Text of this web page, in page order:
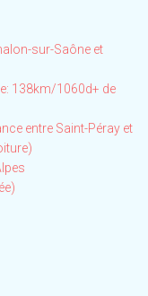
sur-Saône et
138km/1060d+ de
entre Saint-Péray et